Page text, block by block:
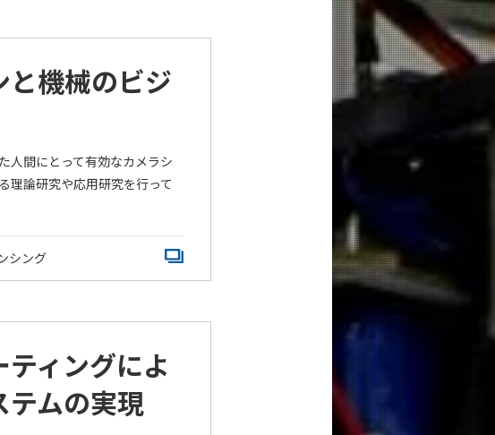
機械のビジ
人間にとって有効なカメラシ
理論研究や応用研究を行って
シング
ィングによ
テムの実現